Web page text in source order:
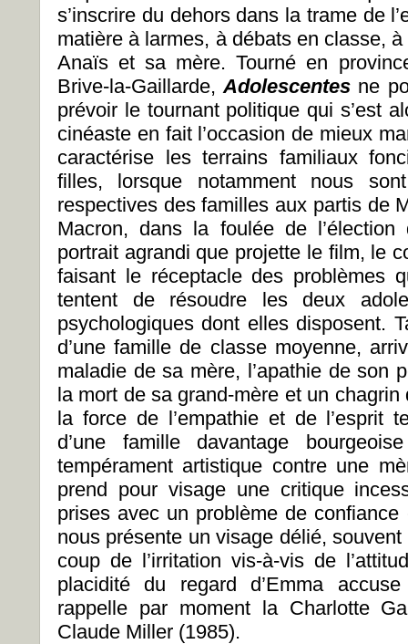
s’inscrire du dehors dans la trame de
matière à larmes, à débats en classe,
Anaïs et sa mère. Tourné en
Brive-la-Gaillarde,Adolescentes ne
prévoir le tournant politique qui s’est
cinéaste en fait l’occasion de mieux
caractérise les terrains familiaux
filles, lorsque notamment nous
respectives des familles aux partis de
Macron, dans la foulée de
portrait agrandi que projette le film, le
faisant le réceptacle des problèmes
tentent de résoudre les deux
psychologiques dont elles disposent.
d’une famille de classe moyenne,
maladie de sa mère, l’apathie de son
la mort de sa grand-mère et un chagrin
la force de l’empathie et de l’esprit
d’une famille davantage
tempérament artistique contre une
prend pour visage une critique
prises avec un problème de
nous présente un visage délié,
coup de l’irritation vis-à-vis de
placidité du regard d’Emma
rappelle par moment la Charlotte
Claude Miller (1985).